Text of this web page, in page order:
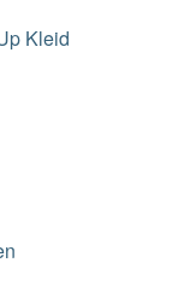
Kleid